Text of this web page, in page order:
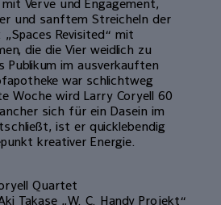
Verve und Engagement,
und sanftem Streicheln der
„Spaces Revisited“ mit
die die Vier weidlich zu
Publikum im ausverkauften
war schlichtweg
Woche wird Larry Coryell 60
sich für ein Dasein im
ist er quicklebendig
kreativer Energie.
Quartet
Takase „W. C. Handy Projekt“